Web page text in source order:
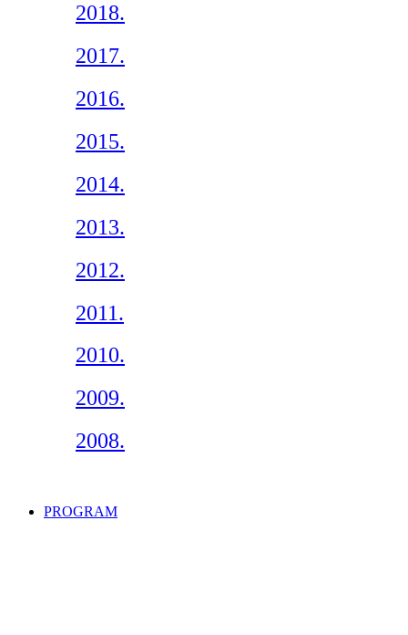
2018.
2017.
2016.
2015.
2014.
2013.
2012.
2011.
2010.
2009.
2008.
PROGRAM